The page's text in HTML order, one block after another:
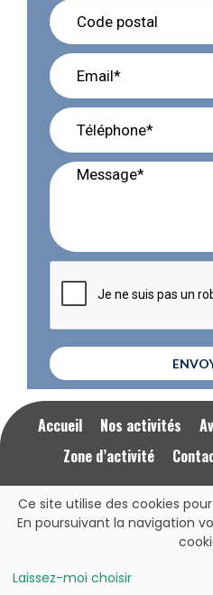
Accueil Nos activités
Zone d’activité
Cliquez ici
07
Ce site utilise des cookies
En poursuivant la navigation
Laissez-moi choisir